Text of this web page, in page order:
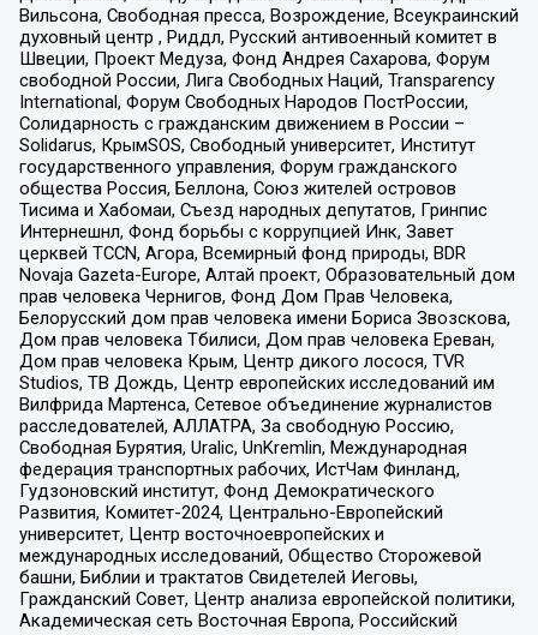
Вильсона, Свободная пресса, Возрождение, Всеукраинский
духовный центр , Риддл, Русский антивоенный комитет в
Швеции, Проект Медуза, Фонд Андрея Сахарова, Форум
свободной России, Лига Свободных Наций, Transparеncy
International, Форум Свободных Народов ПостРоссии,
Солидарность с гражданским движением в России –
Solidarus, КрымSOS, Свободный университет, Институт
государственного управления, Форум гражданского
общества Россия, Беллона, Союз жителей островов
Тисима и Хабомаи, Съезд народных депутатов, Гринпис
Интернешнл, Фонд борьбы с коррупцией Инк, Завет
церквей TCCN, Агора, Всемирный фонд природы, BDR
Novaja Gazeta-Europe, Алтай проект, Образовательный дом
прав человека Чернигов, Фонд Дом Прав Человека,
Белорусский дом прав человека имени Бориса Звозскова,
Дом прав человека Тбилиси, Дом прав человека Ереван,
Дом прав человека Крым, Центр дикого лосося, TVR
Studios, ТВ Дождь, Центр европейских исследований им
Вилфрида Мартенса, Сетевое объединение журналистов
расследователей, АЛЛАТРА, За свободную Россию,
Свободная Бурятия, Uralic, UnKremlin, Международная
федерация транспортных рабочих, ИстЧам Финланд,
Гудзоновский институт, Фонд Демократического
Развития, Комитет-2024, Центрально-Европейский
университет, Центр восточноевропейских и
международных исследований, Общество Сторожевой
башни, Библии и трактатов Свидетелей Иеговы,
Гражданский Совет, Центр анализа европейской политики,
Академическая сеть Восточная Европа, Российский